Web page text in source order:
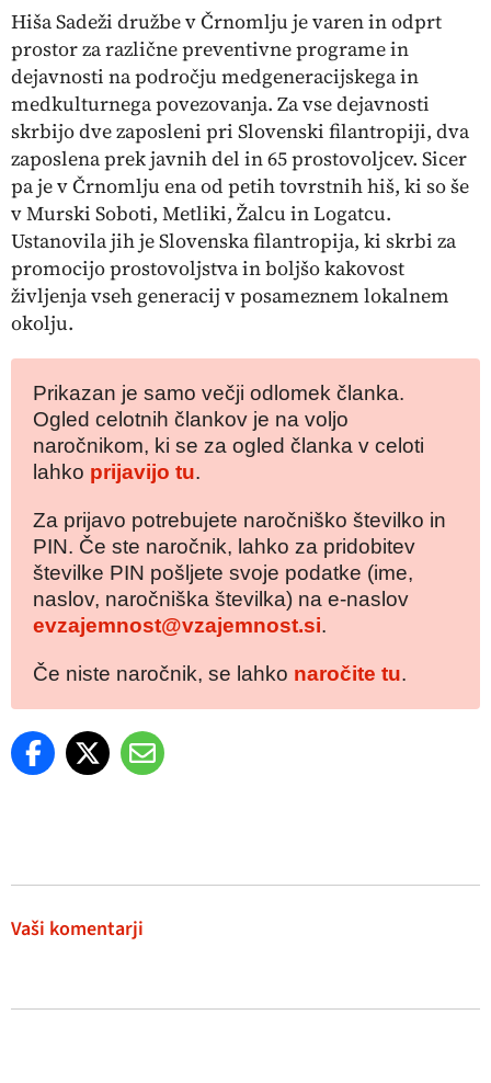
Hiša Sadeži družbe v Črnomlju je varen in odprt
prostor za različne preventivne programe in
dejavnosti na področju medgeneracijskega in
medkulturnega povezovanja. Za vse dejavnosti
skrbijo dve zaposleni pri Slovenski filantropiji, dva
zaposlena prek javnih del in 65 prostovoljcev. Sicer
pa je v Črnomlju ena od petih tovrstnih hiš, ki so še
v Murski Soboti, Metliki, Žalcu in Logatcu.
Ustanovila jih je Slovenska filantropija, ki skrbi za
promocijo prostovoljstva in boljšo kakovost
življenja vseh generacij v posameznem lokalnem
okolju.
Prikazan je samo večji odlomek članka.
Ogled celotnih člankov je na voljo
naročnikom, ki se za ogled članka v celoti
lahko prijavijo tu.
Za prijavo potrebujete naročniško številko in
PIN. Če ste naročnik, lahko za pridobitev
številke PIN pošljete svoje podatke (ime,
naslov, naročniška številka) na e-naslov
evzajemnost@vzajemnost.si.
Če niste naročnik, se lahko naročite tu.
Vaši komentarji